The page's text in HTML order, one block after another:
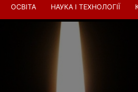
ОСВІТА НАУКА І ТЕХНОЛОГІЇ